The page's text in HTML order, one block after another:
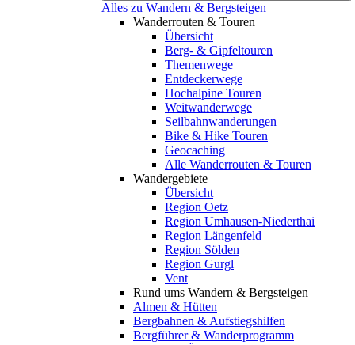
Alles zu Wandern & Bergsteigen
Wanderrouten & Touren
Übersicht
Berg- & Gipfeltouren
Themenwege
Entdeckerwege
Hochalpine Touren
Weitwanderwege
Seilbahnwanderungen
Bike & Hike Touren
Geocaching
Alle Wanderrouten & Touren
Wandergebiete
Übersicht
Region Oetz
Region Umhausen-Niederthai
Region Längenfeld
Region Sölden
Region Gurgl
Vent
Rund ums Wandern & Bergsteigen
Almen & Hütten
Bergbahnen & Aufstiegshilfen
Bergführer & Wanderprogramm